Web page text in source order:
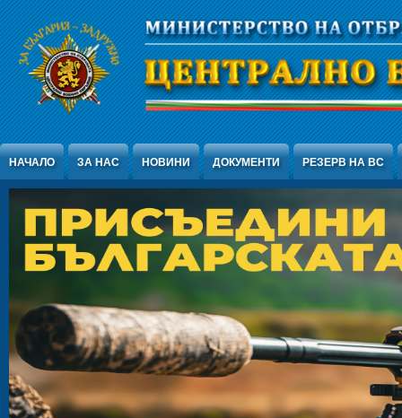
Jump to Content
НАЧАЛО ЗА НАС НОВИНИ ДОКУМЕНТИ РЕЗЕРВ НА ВС